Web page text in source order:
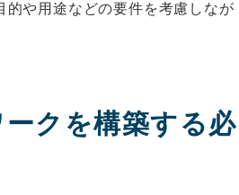
や用途などの要件を考慮しなが
クを構築する必